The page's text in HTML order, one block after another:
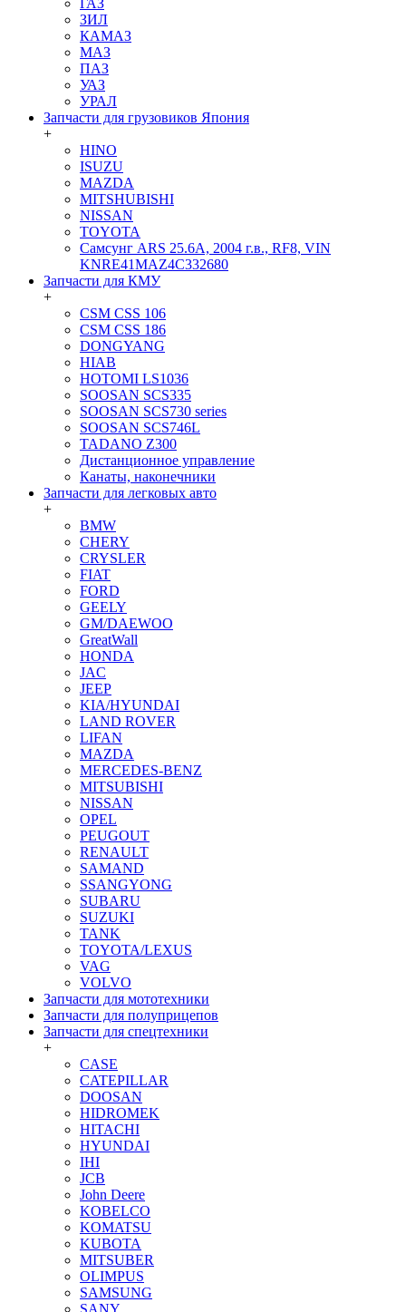
ГАЗ
ЗИЛ
КАМАЗ
МАЗ
ПАЗ
УАЗ
УРАЛ
Запчасти для грузовиков Япония
+
HINO
ISUZU
MAZDA
MITSHUBISHI
NISSAN
TOYOTA
Самсунг ARS 25.6A, 2004 г.в., RF8, VIN
KNRE41MAZ4C332680
Запчасти для КМУ
+
CSM CSS 106
CSM CSS 186
DONGYANG
HIAB
HOTOMI LS1036
SOOSAN SCS335
SOOSAN SCS730 series
SOOSAN SCS746L
TADANO Z300
Дистанционное управление
Канаты, наконечники
Запчасти для легковых авто
+
BMW
CHERY
CRYSLER
FIAT
FORD
GEELY
GM/DAEWOO
GreatWall
HONDA
JAC
JEEP
KIA/HYUNDAI
LAND ROVER
LIFAN
MAZDA
MERCEDES-BENZ
MITSUBISHI
NISSAN
OPEL
PEUGOUT
RENAULT
SAMAND
SSANGYONG
SUBARU
SUZUKI
TANK
TOYOTA/LEXUS
VAG
VOLVO
Запчасти для мототехники
Запчасти для полуприцепов
Запчасти для спецтехники
+
CASE
CATEPILLAR
DOOSAN
HIDROMEK
HITACHI
HYUNDAI
IHI
JCB
John Deere
KOBELCO
KOMATSU
KUBOTA
MITSUBER
OLIMPUS
SAMSUNG